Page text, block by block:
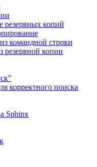
резервных копий
командной строки
резервной копии
корректного поиска
Sphinx